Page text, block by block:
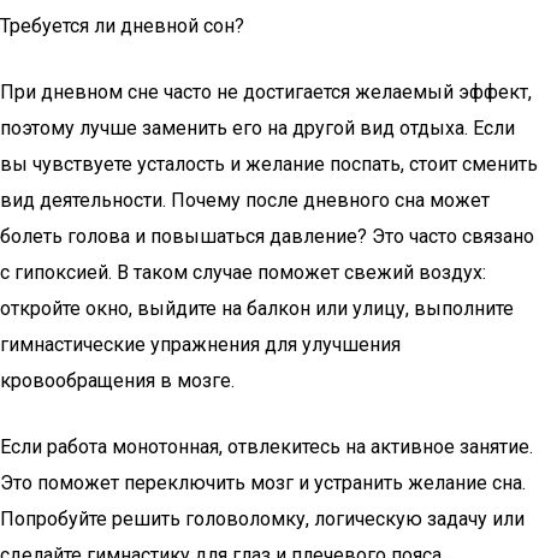
Требуется ли дневной сон?
При дневном сне часто не достигается желаемый эффект,
поэтому лучше заменить его на другой вид отдыха. Если
вы чувствуете усталость и желание поспать, стоит сменить
вид деятельности. Почему после дневного сна может
болеть голова и повышаться давление? Это часто связано
с гипоксией. В таком случае поможет свежий воздух:
откройте окно, выйдите на балкон или улицу, выполните
гимнастические упражнения для улучшения
кровообращения в мозге.
Если работа монотонная, отвлекитесь на активное занятие.
Это поможет переключить мозг и устранить желание сна.
Попробуйте решить головоломку, логическую задачу или